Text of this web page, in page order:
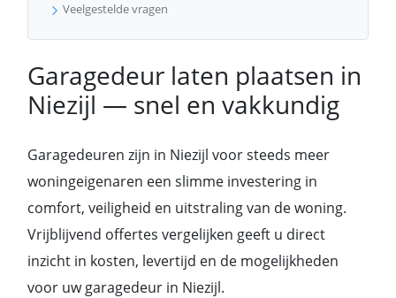
Veelgestelde vragen
Garagedeur laten plaatsen in
Niezijl — snel en vakkundig
Garagedeuren zijn in Niezijl voor steeds meer
woningeigenaren een slimme investering in
comfort, veiligheid en uitstraling van de woning.
Vrijblijvend offertes vergelijken geeft u direct
inzicht in kosten, levertijd en de mogelijkheden
voor uw garagedeur in Niezijl.